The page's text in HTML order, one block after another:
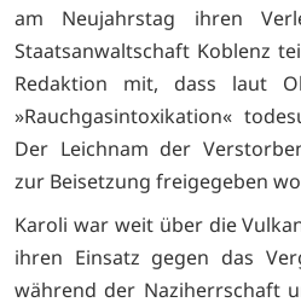
am Neujahrstag ihren
Staatsanwaltschaft Koblenz
Redaktion mit, dass laut
»Rauchgasintoxikation«
Der Leichnam der
zur Beisetzung freigegeben
Karoli war weit über die
ihren Einsatz gegen das
während der Naziherrschaft